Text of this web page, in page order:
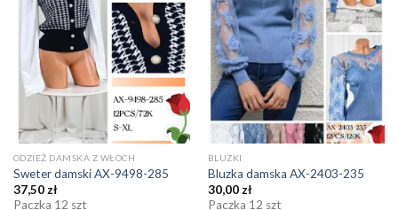
ODZIEŻ DAMSKA Z WŁOCH
Sweter damski AX-9498-285
37,50 zł
Paczka 12 szt
BLUZKI
Bluzka damska AX-2403-235
30,00 zł
Paczka 12 szt